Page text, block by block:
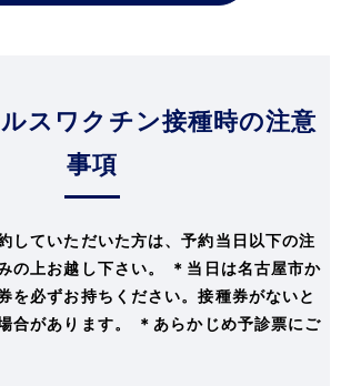
スワクチン接種時の注意
事項
していただいた方は、予約当日以下の注
の上お越し下さい。 ＊当日は名古屋市か
を必ずお持ちください。接種券がないと
合があります。 ＊あらかじめ予診票にご